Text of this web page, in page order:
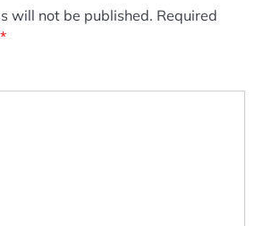
will not be published. Required
*